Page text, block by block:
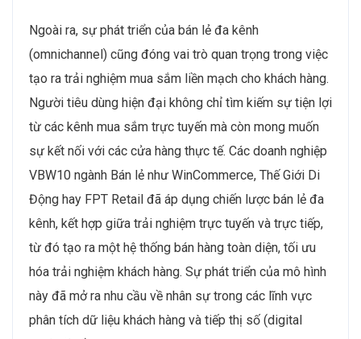
Ngoài ra, sự phát triển của bán lẻ đa kênh
(omnichannel) cũng đóng vai trò quan trọng trong việc
tạo ra trải nghiệm mua sắm liền mạch cho khách hàng.
Người tiêu dùng hiện đại không chỉ tìm kiếm sự tiện lợi
từ các kênh mua sắm trực tuyến mà còn mong muốn
sự kết nối với các cửa hàng thực tế. Các doanh nghiệp
VBW10 ngành Bán lẻ như WinCommerce, Thế Giới Di
Động hay FPT Retail đã áp dụng chiến lược bán lẻ đa
kênh, kết hợp giữa trải nghiệm trực tuyến và trực tiếp,
từ đó tạo ra một hệ thống bán hàng toàn diện, tối ưu
hóa trải nghiệm khách hàng. Sự phát triển của mô hình
này đã mở ra nhu cầu về nhân sự trong các lĩnh vực
phân tích dữ liệu khách hàng và tiếp thị số (digital